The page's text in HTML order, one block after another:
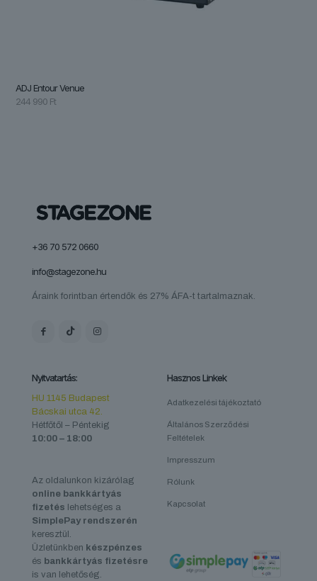
ADJ Entour Venue
244 990 Ft
+36 70 572 0660
info@stagezone.hu
Áraink forintban értendők és 27% ÁFA-t tartalmaznak.
Nyitvatartás:
HU 1145 Budapest
Bácskai utca 42.
Hétfőtől – Péntekig
10:00 – 18:00
Az oldalunkon kizárólag
online bankkártyás
fizetés lehetséges a
SimplePay rendszerén
keresztül.
Üzletünkben készpénzes
és bankkártyás fizetésre
is van lehetőség.
Hasznos Linkek
Adatkezelési tájékoztató
Általános Szerződési
Feltételek
Impresszum
Rólunk
Kapcsolat